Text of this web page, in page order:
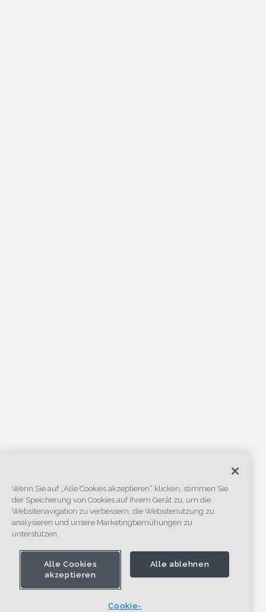
Wenn Sie auf „Alle Cookies akzeptieren“ klicken, stimmen Sie
der Speicherung von Cookies auf Ihrem Gerät zu, um die
Websitenavigation zu verbessern, die Websitenutzung zu
analysieren und unsere Marketingbemühungen zu
unterstützen.
Alle Cookies
akzeptieren
Alle ablehnen
Cookie-